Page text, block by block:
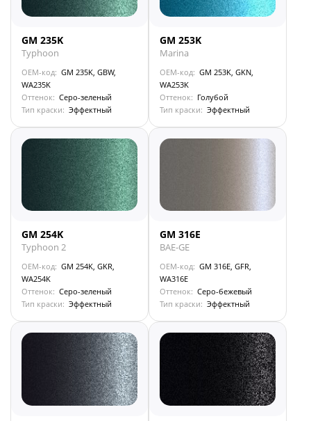
GM 235K
Typhoon
OEM-код: GM 235K, GBW,
WA235K
Оттенок: Серо-зеленый
Тип краски: Эффектный
GM 253K
Marina
OEM-код: GM 253K, GKN,
WA253K
Оттенок: Голубой
Тип краски: Эффектный
GM 254K
Typhoon 2
OEM-код: GM 254K, GKR,
WA254K
Оттенок: Серо-зеленый
Тип краски: Эффектный
GM 316E
BAE-GE
OEM-код: GM 316E, GFR,
WA316E
Оттенок: Серо-бежевый
Тип краски: Эффектный